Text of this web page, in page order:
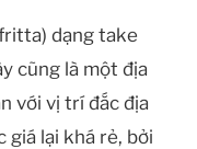
dạng take
cũng là một địa
với vị trí đắc địa
giá lại khá rẻ, bởi